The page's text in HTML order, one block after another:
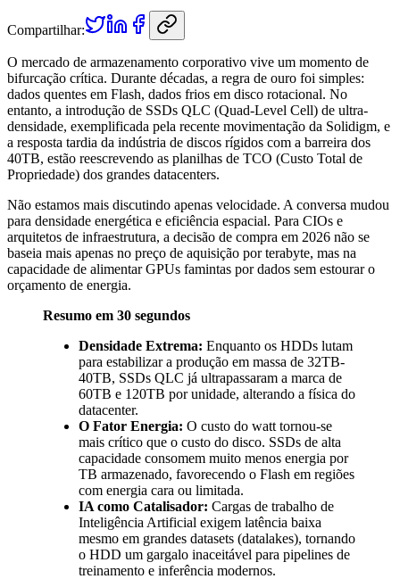
Compartilhar:
O mercado de armazenamento corporativo vive um momento de
bifurcação crítica. Durante décadas, a regra de ouro foi simples:
dados quentes em Flash, dados frios em disco rotacional. No
entanto, a introdução de SSDs QLC (Quad-Level Cell) de ultra-
densidade, exemplificada pela recente movimentação da Solidigm, e
a resposta tardia da indústria de discos rígidos com a barreira dos
40TB, estão reescrevendo as planilhas de TCO (Custo Total de
Propriedade) dos grandes datacenters.
Não estamos mais discutindo apenas velocidade. A conversa mudou
para densidade energética e eficiência espacial. Para CIOs e
arquitetos de infraestrutura, a decisão de compra em 2026 não se
baseia mais apenas no preço de aquisição por terabyte, mas na
capacidade de alimentar GPUs famintas por dados sem estourar o
orçamento de energia.
Resumo em 30 segundos
Densidade Extrema: Enquanto os HDDs lutam
para estabilizar a produção em massa de 32TB-
40TB, SSDs QLC já ultrapassaram a marca de
60TB e 120TB por unidade, alterando a física do
datacenter.
O Fator Energia: O custo do watt tornou-se
mais crítico que o custo do disco. SSDs de alta
capacidade consomem muito menos energia por
TB armazenado, favorecendo o Flash em regiões
com energia cara ou limitada.
IA como Catalisador: Cargas de trabalho de
Inteligência Artificial exigem latência baixa
mesmo em grandes datasets (datalakes), tornando
o HDD um gargalo inaceitável para pipelines de
treinamento e inferência modernos.